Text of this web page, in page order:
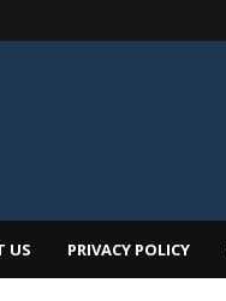
US PRIVACY POLICY